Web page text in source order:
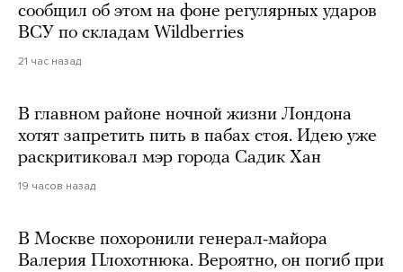
сообщил об этом на фоне регулярных ударов
ВСУ по складам Wildberries
21 час назад
В главном районе ночной жизни Лондона
хотят запретить пить в пабах стоя. Идею уже
раскритиковал мэр города Садик Хан
19 часов назад
В Москве похоронили генерал-майора
Валерия Плохотнюка. Вероятно, он погиб при